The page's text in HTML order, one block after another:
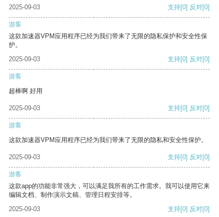
2025-09-03 支持[0] 反对[0]
游客
这款加速器VPM应用程序已经为我们带来了无限的隐私保护和安全性保
护。
2025-09-03
支持[0] 反对[0]
游客
超棒啊 好用
2025-09-03 支持[0] 反对[0]
游客
这款加速器VPM应用程序已经为我们带来了无限的隐私和安全性保护。
2025-09-03 支持[0] 反对[0]
游客
这款app的功能非常强大，可以满足我所有的工作需求。我可以使用它来
编辑文档、制作演示文稿、管理日程安排等。
2025-09-03
支持[0] 反对[0]